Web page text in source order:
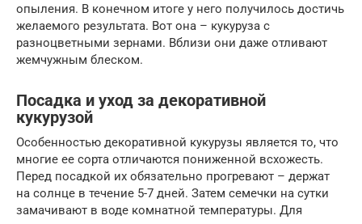
опыления. В конечном итоге у него получилось достичь
желаемого результата. Вот она – кукуруза с
разноцветными зернами. Вблизи они даже отливают
жемчужным блеском.
Посадка и уход за декоративной
кукурузой
Особенностью декоративной кукурузы является то, что
многие ее сорта отличаются пониженной всхожесть.
Перед посадкой их обязательно прогревают – держат
на солнце в течение 5-7 дней. Затем семечки на сутки
замачивают в воде комнатной температуры. Для